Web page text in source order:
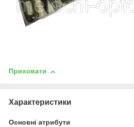
Приховати
Характеристики
Основні атрибути